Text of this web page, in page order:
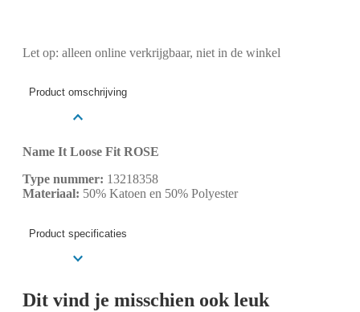
Let op: alleen online verkrijgbaar, niet in de winkel
Product omschrijving
Name It Loose Fit ROSE
Type nummer: 13218358
Materiaal: 50% Katoen en 50% Polyester
Product specificaties
Dit vind je misschien ook leuk